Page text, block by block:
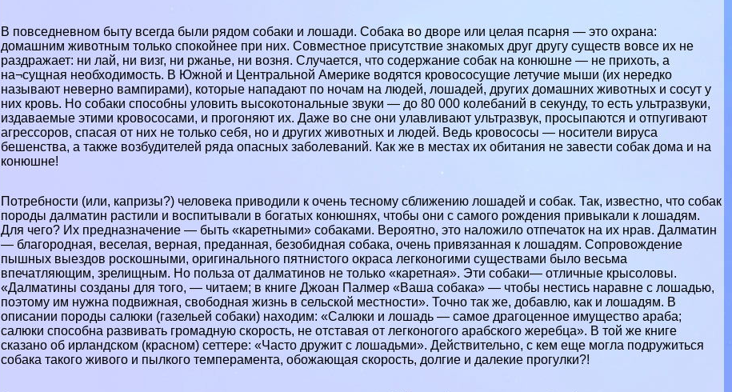
В повседневном быту всегда были рядом собаки и лошади. Собака во дворе или целая псарня — это охрана:
домашним животным только спокойнее при них. Совместное присутствие знакомых друг другу существ вовсе их не
раздражает: ни лай, ни визг, ни ржанье, ни возня. Случается, что содержание собак на конюшне — не прихоть, а
на¬сущная необходимость. В Южной и Центральной Америке водятся кровососущие летучие мыши (их нередко
называют неверно вампирами), которые нападают по ночам на людей, лошадей, других домашних животных и сосут у
них кровь. Но собаки способны уловить высокотональные звуки — до 80 000 колебаний в секунду, то есть ультразвуки,
издаваемые этими кровососами, и прогоняют их. Даже во сне они улавливают ультразвук, просыпаются и отпугивают
агрессоров, спасая от них не только себя, но и других животных и людей. Ведь кровососы — носители вируса
бешенства, а также возбудителей ряда опасных заболеваний. Как же в местах их обитания не завести собак дома и на
конюшне!
Потребности (или, капризы?) человека приводили к очень тесному сближению лошадей и собак. Так, известно, что собак
породы далматин растили и воспитывали в богатых конюшнях, чтобы они с самого рождения привыкали к лошадям.
Для чего? Их предназначение — быть «каретными» собаками. Вероятно, это наложило отпечаток на их нрав. Далматин
— благородная, веселая, верная, преданная, безобидная собака, очень привязанная к лошадям. Сопровождение
пышных выездов роскошными, оригинального пятнистого окраса легконогими существами было весьма
впечатляющим, зрелищным. Но польза от далматинов не только «каретная». Эти собаки— отличные крысоловы.
«Далматины созданы для того, — читаем; в книге Джоан Палмер «Ваша собака» — чтобы нестись наравне с лошадью,
поэтому им нужна подвижная, свободная жизнь в сельской местности». Точно так же, добавлю, как и лошадям. В
описании породы салюки (газельей собаки) находим: «Салюки и лошадь — самое драгоценное имущество аpaба;
салюки способна развивать громадную скорость, не отставая от легконогого арабского жеребца». В той же книге
сказано об ирландском (красном) сеттере: «Часто дружит с лошадьми». Действительно, с кем еще могла подружиться
собака такого живого и пылкого темперамента, обожающая скорость, долгие и далекие прогулки?!